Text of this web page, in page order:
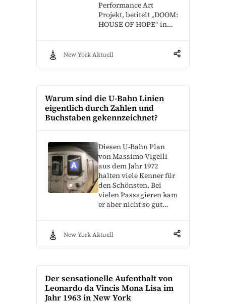
Performance Art
Projekt, betitelt „DOOM:
HOUSE OF HOPE“ in…
New York Aktuell
Warum sind die U-Bahn Linien
eigentlich durch Zahlen und
Buchstaben gekennzeichnet?
Diesen U-Bahn Plan
von Massimo Vigelli
aus dem Jahr 1972
halten viele Kenner für
den Schönsten. Bei
vielen Passagieren kam
er aber nicht so gut…
New York Aktuell
Der sensationelle Aufenthalt von
Leonardo da Vincis Mona Lisa im
Jahr 1963 in New York